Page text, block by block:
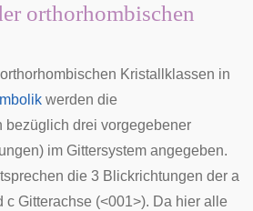
orthorhombischen
Kristallklassen in
werden die
bezüglich drei vorgegebener
im Gittersystem angegeben.
die 3 Blickrichtungen der a
c Gitterachse (<001>). Da hier alle